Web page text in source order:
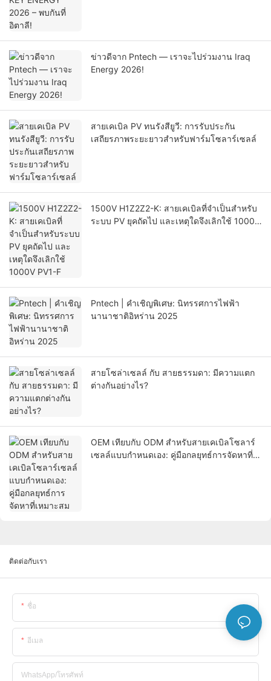
ข่าวดีจาก Pntech — เราจะไปร่วมงาน Iraq
Energy 2026!
สายเคเบิล PV ทนรังสียูวี: การรับประกัน
เสถียรภาพระยะยาวสำหรับฟาร์มโซลาร์เซลล์
1500V H1Z2Z2-K: สายเคเบิลที่จำเป็นสำหรับ
ระบบ PV ยุคถัดไป และเหตุใดจึงเลิกใช้ 1000V
Pntech | คำเชิญพิเศษ: นิทรรศการไฟฟ้า
นานาชาติอิหร่าน 2025
สายโซล่าเซลล์ กับ สายธรรมดา: มีความแตก
ต่างกันอย่างไร?
OEM เทียบกับ ODM สำหรับสายเคเบิลโซลาร์
เซลล์แบบกำหนดเอง: คู่มือกลยุทธ์การจัดหาที่
ติดต่อกับเรา
ชื่อ
อีเมล
WhatsApp/โทรศัพท์